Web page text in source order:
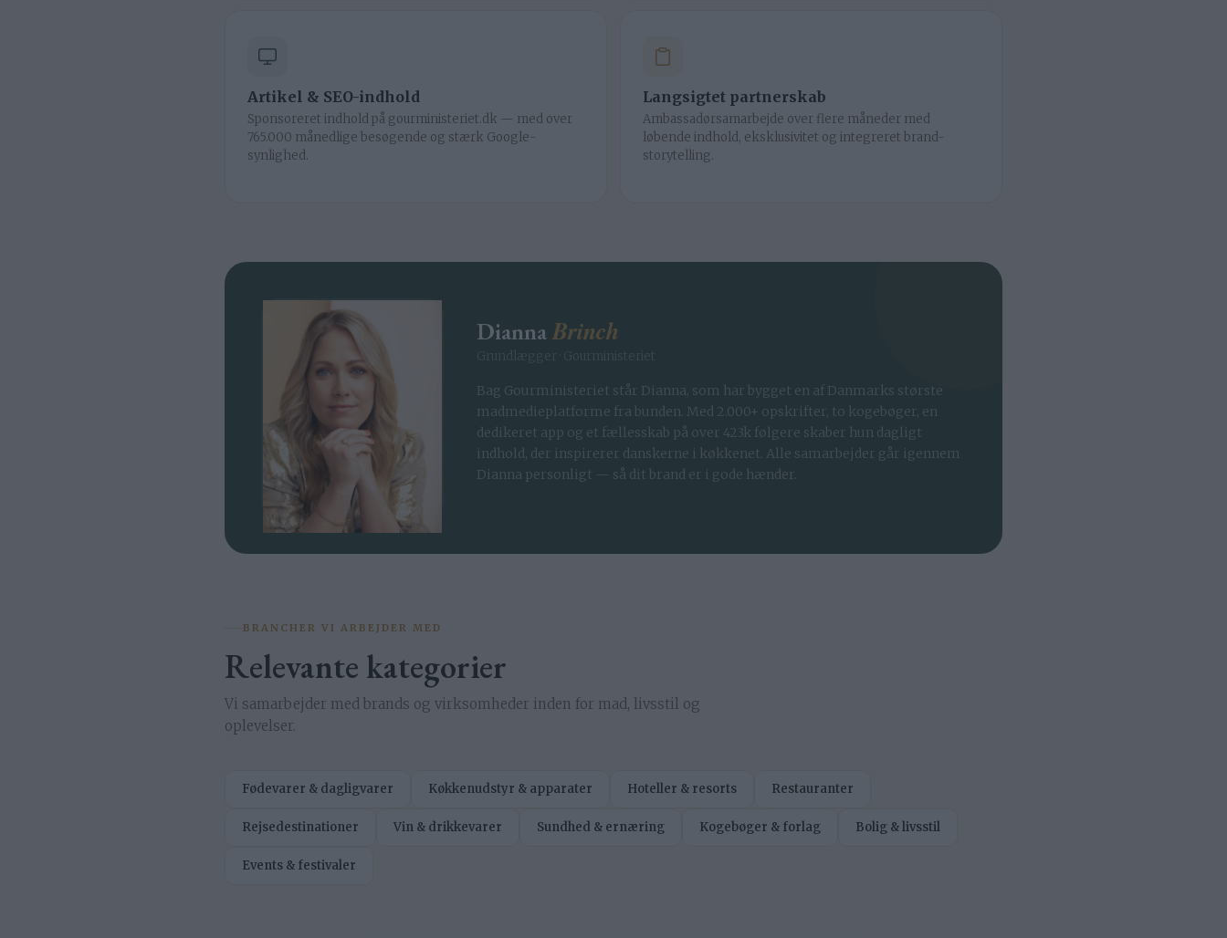
Artikel & SEO-indhold
Sponsoreret indhold på gourministeriet.dk — med over
765.000 månedlige besøgende og stærk Google-
synlighed.
Langsigtet partnerskab
Ambassadørsamarbejde over flere måneder med
løbende indhold, eksklusivitet og integreret brand-
storytelling.
DiannaBrinch
Grundlægger · Gourministeriet
Bag Gourministeriet står Dianna, som har bygget en af Danmarks største
madmedieplatforme fra bunden. Med 2.000+ opskrifter, to kogebøger, en
dedikeret app og et fællesskab på over 423k følgere skaber hun dagligt
indhold, der inspirerer danskerne i køkkenet. Alle samarbejder går igennem
Dianna personligt — så dit brand er i gode hænder.
BRANCHER VI ARBEJDER MED
Relevante kategorier
Vi samarbejder med brands og virksomheder inden for mad, livsstil og
oplevelser.
Fødevarer & dagligvarer Køkkenudstyr & apparater Hoteller & resorts Restauranter
Rejsedestinationer Vin & drikkevarer Sundhed & ernæring Kogebøger & forlag Bolig & livsstil
Events & festivaler